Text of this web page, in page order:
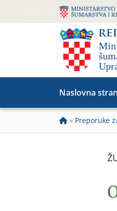
Naslovna
» Preporuke